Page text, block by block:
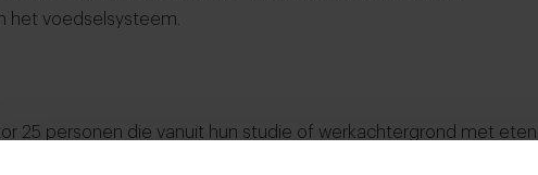
het voedselsysteem.
25 personen die vanuit hun studie of werkachtergrond met eten
meer over het voedselsysteem willen leren. Aanmelden kan tot